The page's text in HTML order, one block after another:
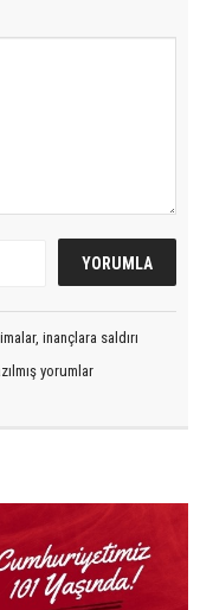
inançlara saldırı
yorumlar